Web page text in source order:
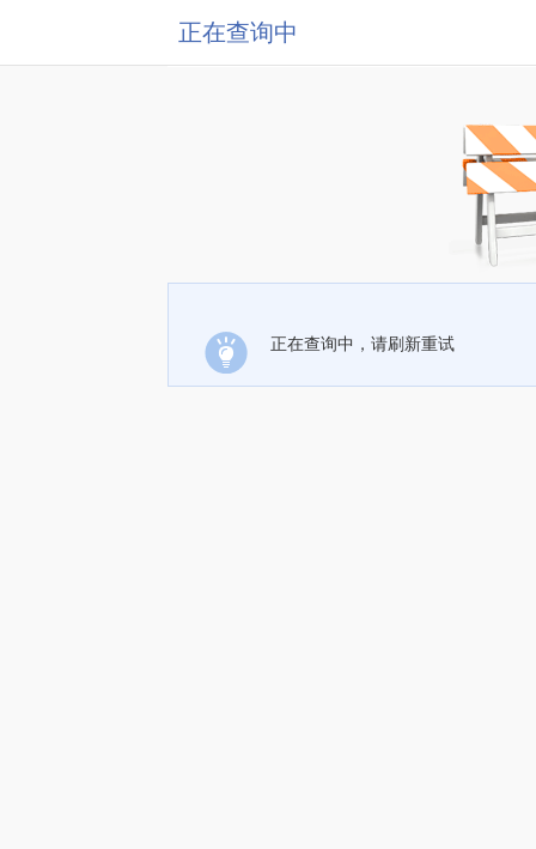
正在查询中
正在查询中，请刷新重试